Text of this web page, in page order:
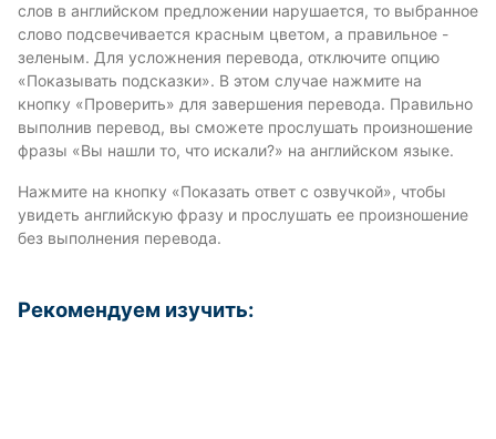
слов в английском предложении нарушается, то выбранное
слово подсвечивается красным цветом, а правильное -
зеленым. Для усложнения перевода, отключите опцию
«Показывать подсказки». В этом случае нажмите на
кнопку «Проверить» для завершения перевода. Правильно
выполнив перевод, вы сможете прослушать произношение
фразы «Вы нашли то, что искали?» на английском языке.
Нажмите на кнопку «Показать ответ с озвучкой», чтобы
увидеть английскую фразу и прослушать ее произношение
без выполнения перевода.
Рекомендуем изучить: